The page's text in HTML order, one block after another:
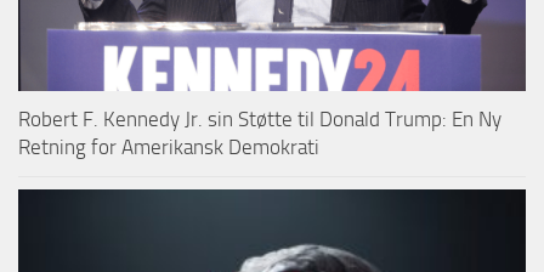
Robert F. Kennedy Jr. sin Støtte til Donald Trump: En Ny
Retning for Amerikansk Demokrati